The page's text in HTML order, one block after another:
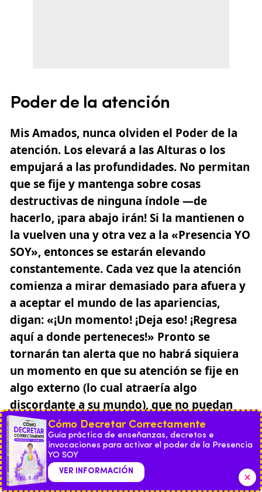
Poder de la atención
Mis Amados, nunca olviden el Poder de la
atención. Los elevará a las Alturas o los
empujará a las profundidades. No permitan
que se fije y mantenga sobre cosas
destructivas de ninguna índole —de
hacerlo, ¡para abajo irán! Si la mantienen o
la vuelven una y otra vez a la «Presencia YO
SOY», entonces se estarán elevando
constantemente. Cada vez que la atención
comienza a mirar demasiado para afuera y
a aceptar el mundo de las apariencias,
digan: «¡Un momento! ¡Deja eso! ¡Regresa
aquí a donde perteneces!» Pronto se
tornarán tan alerta que no habrá siquiera
un momento en que su atención se fije en
algo externo (lo cual atraería algo
discordante a su mundo), que no puedan
hacerla regresar y ponerla aquí (señalando
a la Presencia) ¡donde puede atraer la
Perfección!
Me parece que ustedes todavía no
Cómo Decretar Correctamente
Guía práctica de enseñanzas, decretos e
invocaciones para activar el poder de la Presencia
YO SOY
VER INFORMACIÓN